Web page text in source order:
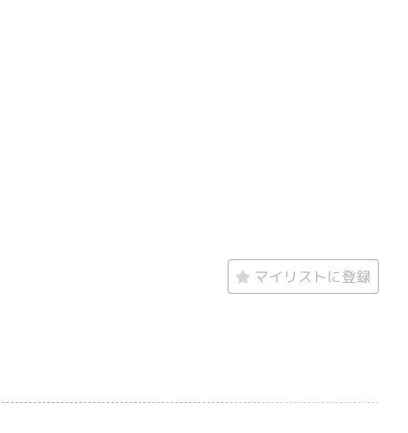
マイリストに登録